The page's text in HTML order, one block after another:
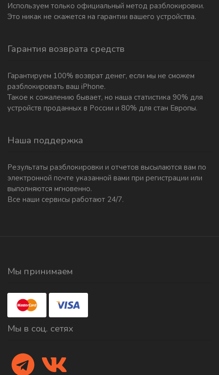
Используем только официальный метод разблокировки.
Это никак не скажется на гарантии вашего устройства.
Гарантия возврата средств
Гарантируем 100% возврат денег, если мы не сможем
разблокировать ваш iPhone.
Такое к сожалению бывает, но наша статистика 90% для
устройств проданных в России и 80% для стан Европы.
Наша поддержка
Результаты разблокировки и отчетов высылаются вам по
электронной почте указанной вами при регистрации или
выполняются мгновенно.
Все наши сервисы работают 24/7.
Мы принимаем
Мы в соц. сетях